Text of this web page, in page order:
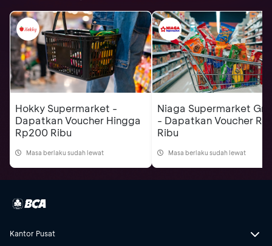
Hokky Supermarket -
Dapatkan Voucher Hingga
Rp200 Ribu
Masa berlaku sudah lewat
Niaga Supermarket
- Dapatkan Voucher
Ribu
Masa berlaku sudah lewat
Kantor Pusat